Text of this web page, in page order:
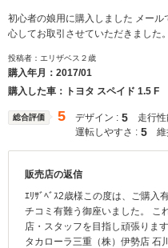
初心者の娘用に購入しました メー
心してお取引させていただきました。
投稿者：エリザベス２歳
購入年月： 2017/01
購入した車：トヨタ スペイド 1.5 F
総合評価 5 デザイン : 5 走行
運転しやすさ : 5 維
販売店の返信
ｴﾘｻﾞﾍﾞｽ2歳様この度は、ご購入
チコミ有難う御座いました。 こ
店・スタッフを目指し頑張りま
タカローラ三重（株）伊勢店 石